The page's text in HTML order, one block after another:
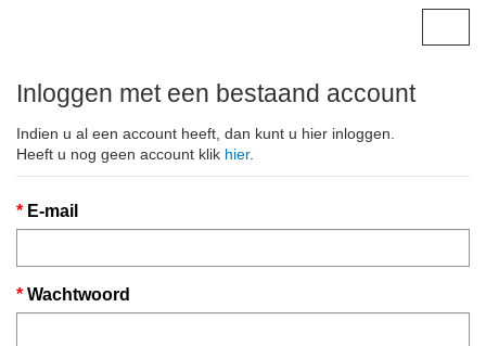
Inloggen met een bestaand account
Indien u al een account heeft, dan kunt u hier inloggen.
Heeft u nog geen account klik hier.
E-mail
Wachtwoord